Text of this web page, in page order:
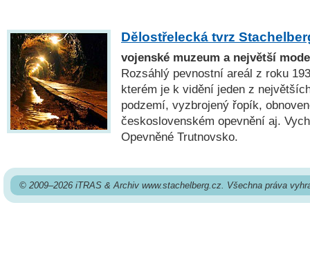
Dělostřelecká tvrz
vojenské muzeum a největší
Rozsáhlý pevnostní areál z roku
kterém je k vidění jeden z
podzemí, vyzbrojený řopík,
československém opevnění aj.
Opevněné Trutnovsko.
© 2009–2026 iTRAS & Archiv www.stachelberg.cz. Všechna práva